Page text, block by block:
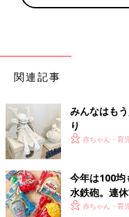
View
関連記事
みんなはも
り
赤ちゃん・育
今年は100均
水鉄砲。連
赤ちゃん・育